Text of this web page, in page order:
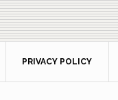
PRIVACY POLICY